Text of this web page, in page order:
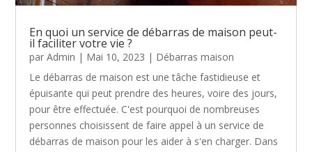
En quoi un service de débarras de maison peut-
il faciliter votre vie ?
parAdmin | Mai 10, 2023 | Débarras maison
Le débarras de maison est une tâche fastidieuse et
épuisante qui peut prendre des heures, voire des jours,
pour être effectuée. C'est pourquoi de nombreuses
personnes choisissent de faire appel à un service de
débarras de maison pour les aider à s'en charger. Dans